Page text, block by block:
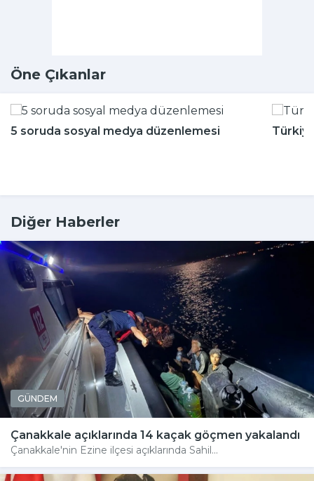
Öne Çıkanlar
5 soruda sosyal medya düzenlemesi
Diğer Haberler
GÜNDEM
Çanakkale açıklarında 14 kaçak göçmen yakalandı
Çanakkale'nin Ezine ilçesi açıklarında Sahil...